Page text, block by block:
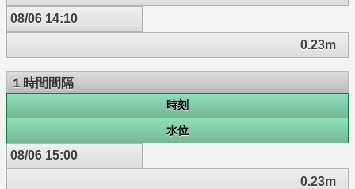
08/06 14:10
0.23m
１時間間隔
時刻
水位
08/06 15:00
0.23m